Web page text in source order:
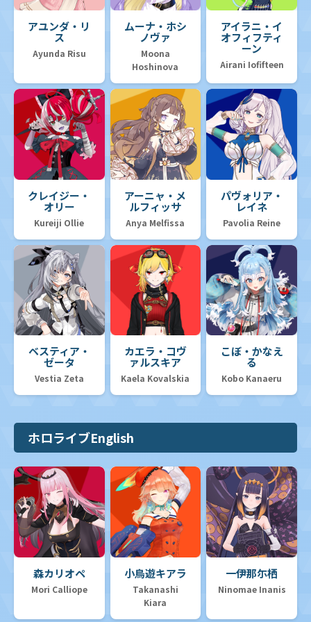
アユンダ・リ
ス
Ayunda Risu
ムーナ・ホシ
ノヴァ
Moona
Hoshinova
アイラニ・イ
オフィフティ
ーン
Airani Iofifteen
クレイジー・
オリー
Kureiji Ollie
アーニャ・メ
ルフィッサ
Anya Melfissa
パヴォリア・
レイネ
Pavolia Reine
ベスティア・
ゼータ
Vestia Zeta
カエラ・コヴ
ァルスキア
Kaela Kovalskia
こぼ・かなえ
る
Kobo Kanaeru
ホロライブEnglish
森カリオペ
Mori Calliope
小鳥遊キアラ
Takanashi
Kiara
一伊那尓栖
Ninomae Inanis